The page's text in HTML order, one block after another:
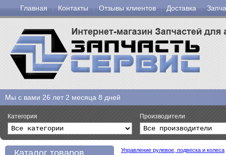
Главная Контакты Отзывы клиентов Доставка
Мы с вами 26 лет 2 месяца 8 дней
Категория Производители
Управление рулевое, подвеска и колеса